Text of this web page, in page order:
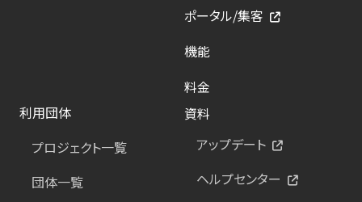
ポータル/集客
機能
料金
利用団体
プロジェクト一覧
団体一覧
資料
アップデート
ヘルプセンター